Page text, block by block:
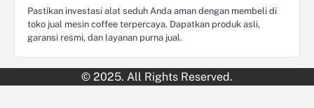
Pastikan investasi alat seduh Anda aman dengan membeli di
toko jual mesin coffee terpercaya. Dapatkan produk asli,
garansi resmi, dan layanan purna jual.
© 2025. All Rights Reserved.